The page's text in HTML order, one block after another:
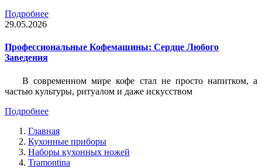
Подробнее
29.05.2026
Профессиональные Кофемашины: Сердце Любого
Заведения
В современном мире кофе стал не просто напитком, а
частью культуры, ритуалом и даже искусством
Подробнее
Главная
Кухонные приборы
Наборы кухонных ножей
Tramontina